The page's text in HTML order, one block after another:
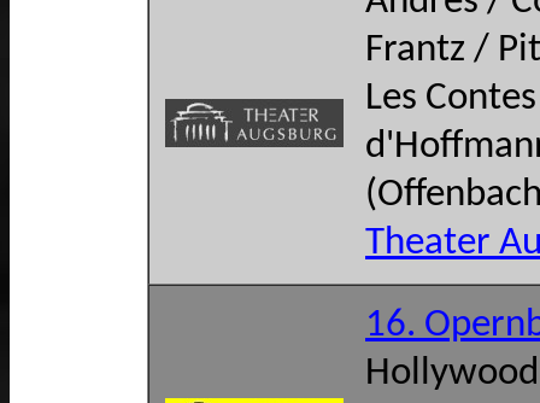
Frantz /
Les Contes
Theater
16.